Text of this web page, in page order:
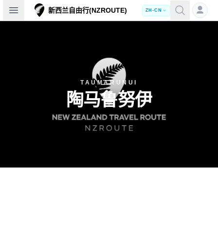
Open sidebar新西兰自由行(NZROUTE) ZH-CN
TAUMARUNUI
陶马鲁努伊